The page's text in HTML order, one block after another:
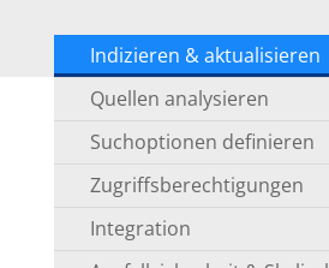
Indizieren & aktualisieren
Quellen analysieren
Suchoptionen definieren
Zugriffsberechtigungen
Integration